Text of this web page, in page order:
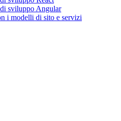
sviluppo Angular
i modelli di sito e servizi